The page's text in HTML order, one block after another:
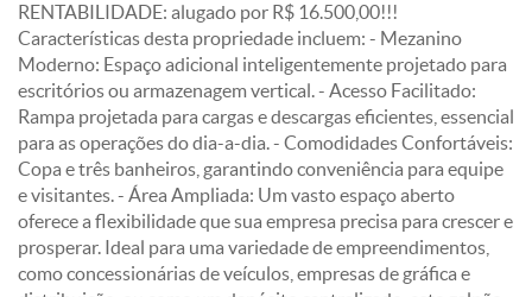
RENTABILIDADE: alugado por R$ 16.500,00!!!
Características desta propriedade incluem: - Mezanino
Moderno: Espaço adicional inteligentemente projetado para
escritórios ou armazenagem vertical. - Acesso Facilitado:
Rampa projetada para cargas e descargas eficientes, essencial
para as operações do dia-a-dia. - Comodidades Confortáveis:
Copa e três banheiros, garantindo conveniência para equipe
e visitantes. - Área Ampliada: Um vasto espaço aberto
oferece a flexibilidade que sua empresa precisa para crescer e
prosperar. Ideal para uma variedade de empreendimentos,
como concessionárias de veículos, empresas de gráfica e